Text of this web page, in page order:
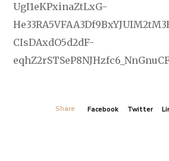
UgI1eKPxinaZtLxG-
CIsDAxdO5d2dF-
Share Facebook Twitter